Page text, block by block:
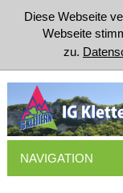
Diese Webseite
Webseite
zu.
NAVIGATION